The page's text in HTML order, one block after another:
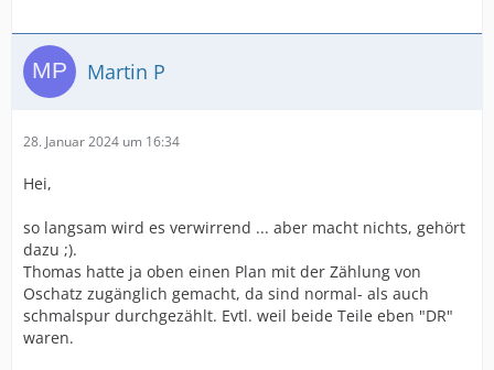
Martin P
28. Januar 2024 um 16:34
Hei,
so langsam wird es verwirrend ... aber macht nichts, gehört
dazu ;).
Thomas hatte ja oben einen Plan mit der Zählung von
Oschatz zugänglich gemacht, da sind normal- als auch
schmalspur durchgezählt. Evtl. weil beide Teile eben "DR"
waren.